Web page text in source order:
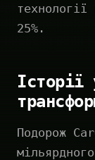
технології
25%.
Історії
Подорож